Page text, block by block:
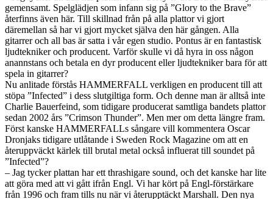
gemensamt. Spelglädjen som infann sig på ”Glory to the Brave”
återfinns även här. Till skillnad från på alla plattor vi gjort
däremellan så har vi gjort mycket själva den här gången. Alla
gitarrer och all bas är satta i vår egen studio. Pontus är en fantastisk
ljudtekniker och producent. Varför skulle vi då hyra in oss någon
anannstans och betala en dyr producent eller ljudtekniker bara för att
spela in gitarrer?
Nu anlitade förstås HAMMERFALL verkligen en producent till att
stöpa ”Infected” i dess slutgiltiga form. Och denne man är alltså inte
Charlie Bauerfeind, som tidigare producerat samtliga bandets plattor
sedan 2002 års ”Crimson Thunder”. Men mer om detta längre fram.
Först kanske HAMMERFALLs sångare vill kommentera Oscar
Dronjaks tidigare utlåtande i Sweden Rock Magazine om att en
återuppväckt kärlek till brutal metal också influerat till soundet på
”Infected”?
– Jag tycker plattan har ett thrashigare sound, och det kanske har lite
att göra med att vi gått ifrån Engl. Vi har kört på Engl-förstärkare
från 1996 och fram tills nu när vi återupptäckt Marshall. Den nya